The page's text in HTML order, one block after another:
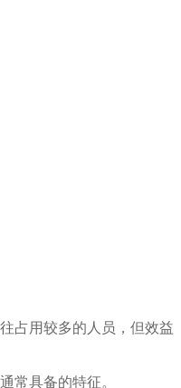
占用较多的人员，但效益
常具备的特征。